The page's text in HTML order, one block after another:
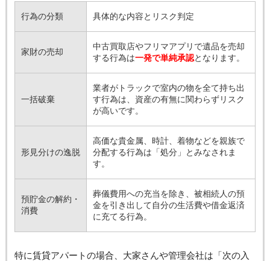
行為の分類 具体的な内容とリスク判定
家財の売却
中古買取店やフリマアプリで遺品を売却
する行為は一発で単純承認となります。
一括破棄
業者がトラックで室内の物を全て持ち出
す行為は、資産の有無に関わらずリスク
が高いです。
形見分けの逸脱
高価な貴金属、時計、着物などを親族で
分配する行為は「処分」とみなされま
す。
預貯金の解約・
消費
葬儀費用への充当を除き、被相続人の預
金を引き出して自分の生活費や借金返済
に充てる行為。
特に賃貸アパートの場合、大家さんや管理会社は「次の入